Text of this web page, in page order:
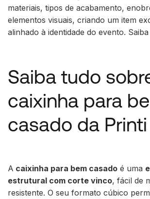
materiais, tipos de acabamento,
elementos visuais, criando um item
alinhado à identidade do evento.
Saiba tudo
caixinha para
casado da Printi
A caixinha para bem casado é uma
estrutural com corte vinco, fácil de
resistente. O seu formato cúbico